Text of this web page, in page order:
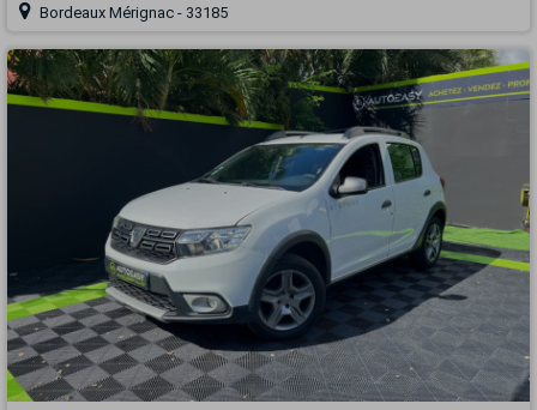
Bordeaux Mérignac - 33185